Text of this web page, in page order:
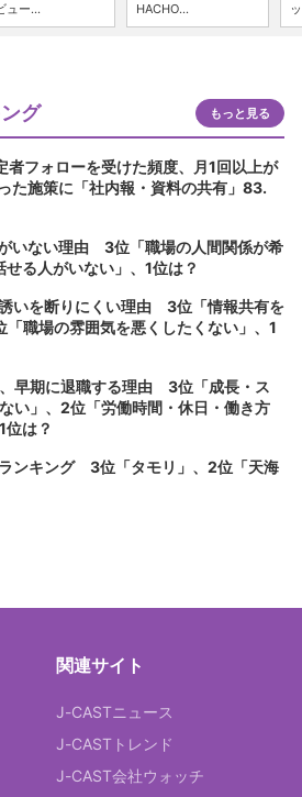
ュー...
HACHO...
グ もっと見る
者フォローを受けた頻度、月1回以上が
施策に「社内報・資料の共有」83.
いない理由 3位「職場の人間関係が希
る人がいない」、1位は？
誘いを断りにくい理由 3位「情報共有を
職場の雰囲気を悪くしたくない」、1
早期に退職する理由 3位「成長・ス
い」、2位「労働時間・休日・働き方
位は？
ランキング 3位「タモリ」、2位「天海
関連サイト
J-CASTニュース
J-CASTトレンド
J-CAST会社ウォッチ